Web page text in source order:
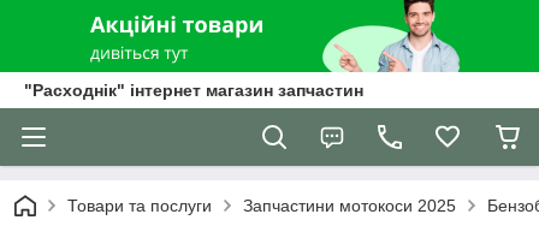
"Расходнік" інтернет магазин запчастин
Товари та послуги Запчастини мотокоси 2025